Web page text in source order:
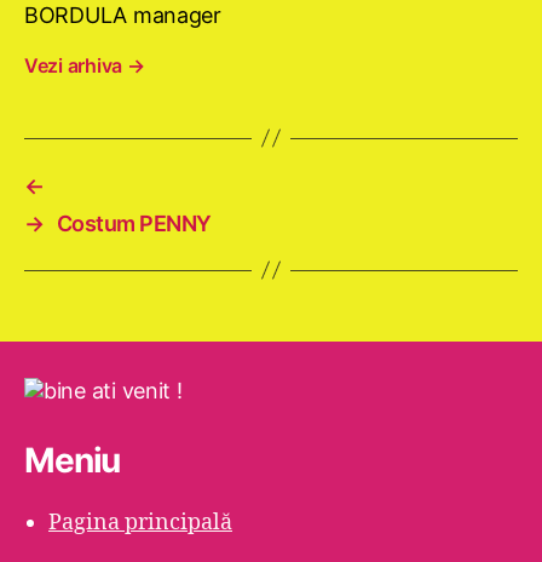
BORDULA manager
Vezi arhiva →
←
→ Costum PENNY
Meniu
Pagina principală